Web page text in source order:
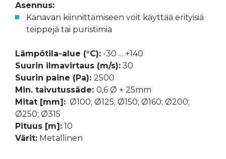
Asennus:
Kanavan kiinnittämiseen voit käyttää erityisiä
teippejä tai puristimia
Lämpötila-alue (°C): -30 ... +140
Suurin ilmavirtaus (m/s): 30
Suurin paine (Pa): 2500
Min. taivutussäde: 0,6 Ø + 25mm
Mitat [mm]: Ø100; Ø125; Ø150; Ø160; Ø200;
Ø250; Ø315
Pituus [m]: 10
Värit: Metallinen